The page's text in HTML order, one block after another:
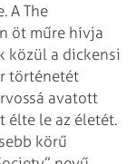
A The
öt műre hívja
közül a dickensi
történetét
avatott
élte le az életét.
körű